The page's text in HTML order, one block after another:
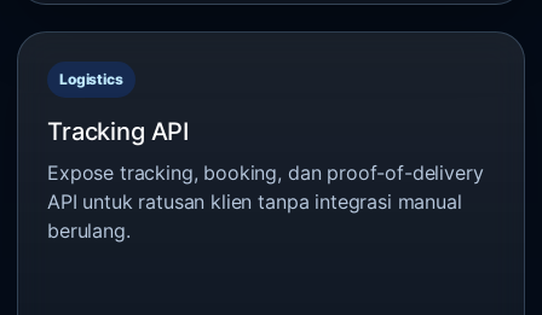
Logistics
Tracking API
Expose tracking, booking, dan proof-of-delivery
API untuk ratusan klien tanpa integrasi manual
berulang.